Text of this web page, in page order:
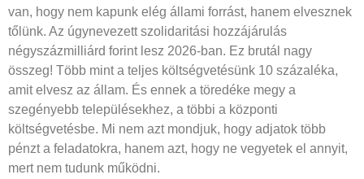
van, hogy nem kapunk elég állami forrást, hanem elvesznek
tőlünk. Az úgynevezett szolidaritási hozzájárulás
négyszázmilliárd forint lesz 2026-ban. Ez brutál nagy
összeg! Több mint a teljes költségvetésünk 10 százaléka,
amit elvesz az állam. És ennek a töredéke megy a
szegényebb településekhez, a többi a központi
költségvetésbe. Mi nem azt mondjuk, hogy adjatok több
pénzt a feladatokra, hanem azt, hogy ne vegyetek el annyit,
mert nem tudunk működni.